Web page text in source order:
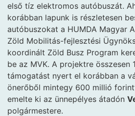
első tíz elektromos autóbuszát.
korábban lapunk is részletesen
autóbuszokat a HUMDA Magyar
Zöld Mobilitás-fejlesztési
koordinált Zöld Busz Program
be az MVK. A projektre összesen
támogatást nyert el korábban a
önerőből mintegy 600 millió
emelte ki az ünnepélyes átadón
polgármestere.